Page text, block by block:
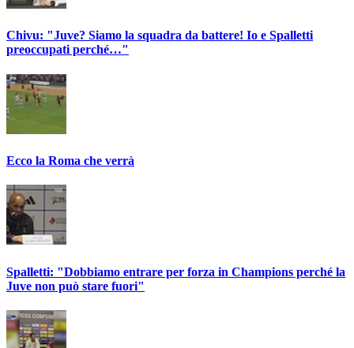
Chivu: "Juve? Siamo la squadra da battere! Io e Spalletti
preoccupati perché…"
Ecco la Roma che verrà
Spalletti: "Dobbiamo entrare per forza in Champions perché la
Juve non può stare fuori"